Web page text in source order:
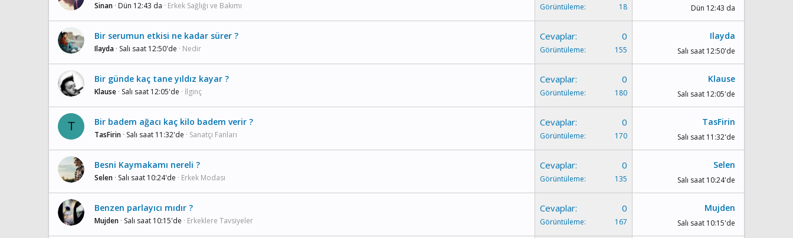
Sinan Dün 12:43 da Erkek Sağlığı ve Bakımı Görüntüleme 18 Dün 12:43 da
Bir serumun etkisi ne kadar sürer ?
Ilayda Salı saat 12:50'de Nedir
Cevaplar 0
Görüntüleme 155
Ilayda
Salı saat 12:50'de
Bir günde kaç tane yıldız kayar ?
Klause Salı saat 12:05'de İlginç
Cevaplar 0
Görüntüleme 180
Klause
Salı saat 12:05'de
T Bir badem ağacı kaç kilo badem verir ?
TasFirin Salı saat 11:32'de Sanatçı Fanları
Cevaplar 0
Görüntüleme 170
TasFirin
Salı saat 11:32'de
Besni Kaymakamı nereli ?
Selen Salı saat 10:24'de Erkek Modası
Cevaplar 0
Görüntüleme 135
Selen
Salı saat 10:24'de
Benzen parlayıcı mıdır ?
Mujden Salı saat 10:15'de Erkeklere Tavsiyeler
Cevaplar 0
Görüntüleme 167
Mujden
Salı saat 10:15'de